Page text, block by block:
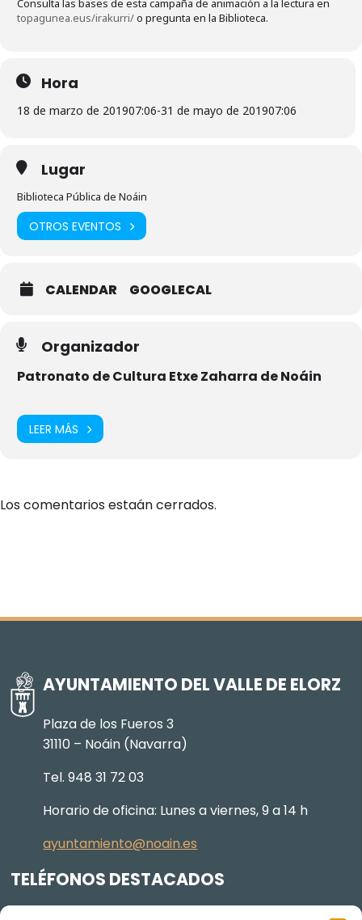
Consulta las bases de esta campaña de animación a la lectura en
topagunea.eus/irakurri/o pregunta en la Biblioteca.
Hora
18 de marzo de 201907:06-31 de mayo de 201907:06
Lugar
Biblioteca Pública de Noáin
OTROS EVENTOS
CALENDAR GOOGLECAL
Organizador
Patronato de Cultura Etxe Zaharra de Noáin
LEER MÁS
Los comentarios estaán cerrados.
AYUNTAMIENTO DEL VALLE DE ELORZ
Plaza de los Fueros 3
31110 – Noáin (Navarra)
Tel. 948 31 72 03
Horario de oficina: Lunes a viernes, 9 a 14 h
ayuntamiento@noain.es
TELÉFONOS DESTACADOS
605 834 045